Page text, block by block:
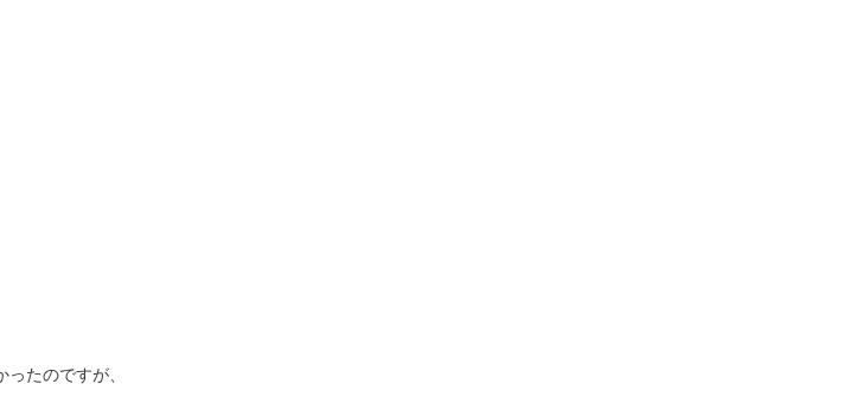
たのですが、